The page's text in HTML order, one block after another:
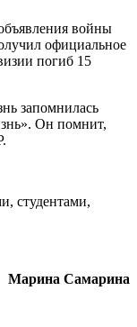
войны
официальное
погиб 15
запомнилась
Он помнит,
студентами,
Марина Самарина